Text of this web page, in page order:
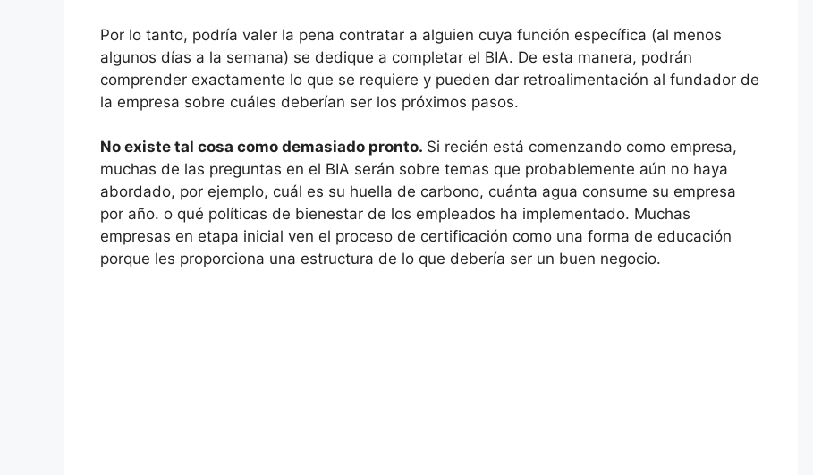
Por lo tanto, podría valer la pena contratar a alguien cuya función específica (al menos
algunos días a la semana) se dedique a completar el BIA. De esta manera, podrán
comprender exactamente lo que se requiere y pueden dar retroalimentación al fundador de
la empresa sobre cuáles deberían ser los próximos pasos.
No existe tal cosa como demasiado pronto. Si recién está comenzando como empresa,
muchas de las preguntas en el BIA serán sobre temas que probablemente aún no haya
abordado, por ejemplo, cuál es su huella de carbono, cuánta agua consume su empresa
por año. o qué políticas de bienestar de los empleados ha implementado. Muchas
empresas en etapa inicial ven el proceso de certificación como una forma de educación
porque les proporciona una estructura de lo que debería ser un buen negocio.